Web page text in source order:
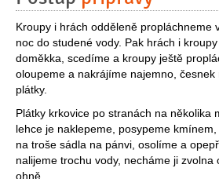
Kroupy i hrách odděleně propláchneme
noc do studené vody. Pak hrách i
doměkka, scedíme a kroupy ještě
oloupeme a nakrájíme najemno,
plátky.
Plátky krkovice po stranách na několika
lehce je naklepeme, posypeme
na troše sádla na pánvi, osolíme a
nalijeme trochu vody, necháme ji
ohně.